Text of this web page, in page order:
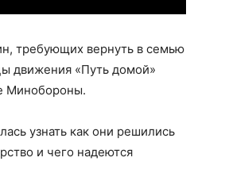
требующих вернуть в семью
движения «Путь домой»
Минобороны.
узнать как они решились
и чего надеются